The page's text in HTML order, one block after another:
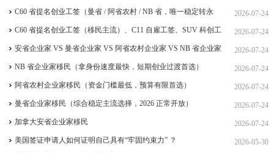
2026-07-24
C60 省提名创业工签（曼省 / 阿省农村 / NB 省，唯一稳定转永
居，重点） 2026-07-24
C60 省提名创业工签（移民主流）、C11 自雇工签、SUV 科创工
签、ICT 跨国高管工签 2026-07-24
安省企业家 VS 曼省企业家 VS 阿省农村企业家 VS NB 省企业家
四合一详细对比（2026 年 7 月最新官方政策） 2026-07-24
NB 省企业家移民（拿身份速度最快，短期创业过渡首选）
2026-07-24
阿省农村企业家移民（资金门槛最低，预算有限首选）
2026-07-24
曼省企业家移民（综合稳定主流选择，2026 正常开放）
2026-07-24
加拿大安省企业家移民
2026-05-30
美国签证申请人如何证明自己具有“牢固约束力” ？